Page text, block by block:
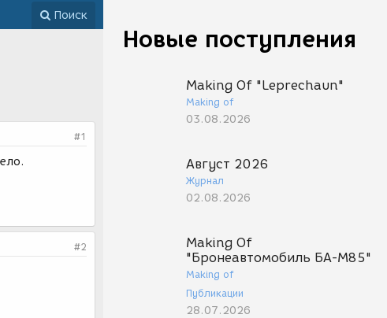
Новые поступления
Making Of "Leprechaun"
Making of
03.08.2026
Август 2026
Журнал
02.08.2026
Making Of
"Бронеавтомобиль БА-М85"
Making of
Публикации
28.07.2026
Поиск
#1
#2